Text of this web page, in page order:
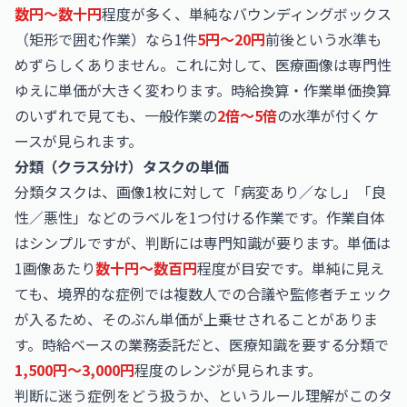
数円〜数十円程度が多く、単純なバウンディングボックス
（矩形で囲む作業）なら1件5円〜20円前後という水準も
めずらしくありません。これに対して、医療画像は専門性
ゆえに単価が大きく変わります。時給換算・作業単価換算
のいずれで見ても、一般作業の2倍〜5倍の水準が付くケ
ースが見られます。
分類（クラス分け）タスクの単価
分類タスクは、画像1枚に対して「病変あり／なし」「良
性／悪性」などのラベルを1つ付ける作業です。作業自体
はシンプルですが、判断には専門知識が要ります。単価は
1画像あたり数十円〜数百円程度が目安です。単純に見え
ても、境界的な症例では複数人での合議や監修者チェック
が入るため、そのぶん単価が上乗せされることがありま
す。時給ベースの業務委託だと、医療知識を要する分類で
1,500円〜3,000円程度のレンジが見られます。
判断に迷う症例をどう扱うか、というルール理解がこのタ